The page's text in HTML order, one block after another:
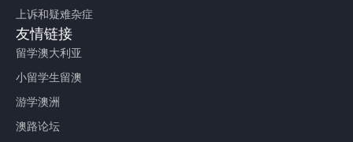
上诉和疑难杂症
友情链接
留学澳大利亚
小留学生留澳
游学澳洲
澳路论坛